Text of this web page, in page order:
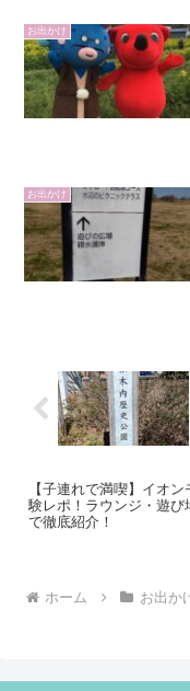
お出かけ
お出かけ
【子連れで満喫】イオ
験レポ！ラウンジ・遊び
で徹底紹介！
ホーム お出か